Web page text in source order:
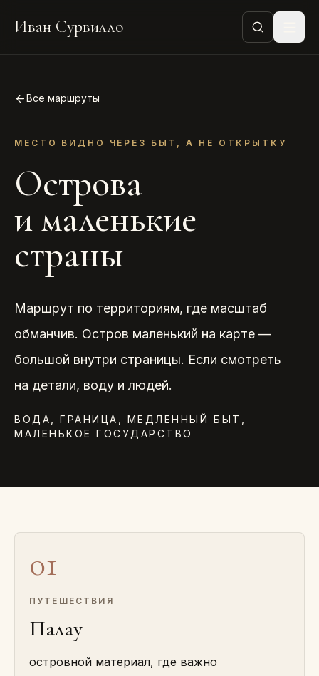
Иван Сурвилло
Все маршруты
МЕСТО ВИДНО ЧЕРЕЗ БЫТ, А НЕ ОТКРЫТКУ
Острова
и маленькие
страны
Маршрут по территориям, где масштаб
обманчив. Остров маленький на карте —
большой внутри страницы. Если смотреть
на детали, воду и людей.
ВОДА, ГРАНИЦА, МЕДЛЕННЫЙ БЫТ,
МАЛЕНЬКОЕ ГОСУДАРСТВО
01
ПУТЕШЕСТВИЯ
Палау
островной материал, где важно